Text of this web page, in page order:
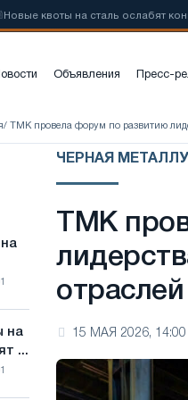
на сталь ослабят
Объявления Пресс-
/ ТМК провела форум по развитию
на
...
ЧЕРНАЯ
ТМК
отраслей
15 МАЯ 2026, 14:00